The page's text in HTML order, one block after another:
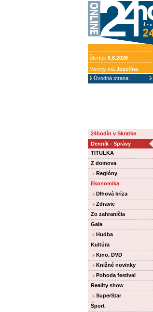
Štvrtok 6.8.2026
Meniny má Jozefína
Úvodná strana
24hodín v Skratke
Denník - Správy
TITULKA
Z domova
Regióny
Ekonomika
Dlhová kríza
Zdravie
Zo zahraničia
Gala
Hudba
Kultúra
Kino, DVD
Knižné novinky
Pohoda festival
Reality show
SuperStar
Šport